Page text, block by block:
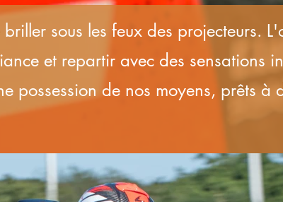
sous les feux des projecteurs.
et repartir avec des sensations
possession de nos moyens, prêts à